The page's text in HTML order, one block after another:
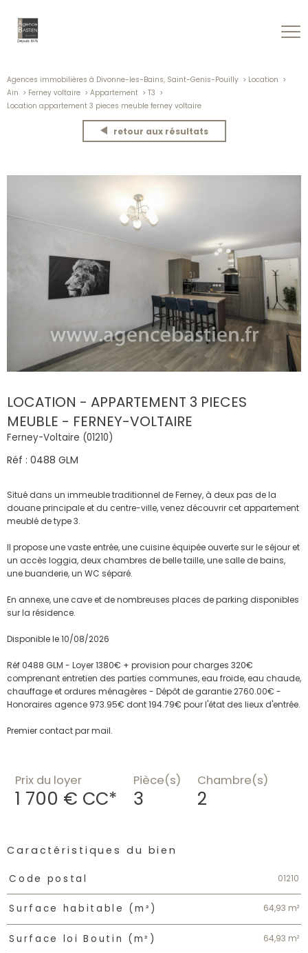
Agences immobilières à Divonne-les-Bains, Saint-Genis-Pouilly
Location
Ain
Ferney voltaire Appartement
T3
Location appartement 3 pieces meuble ferney voltaire
retour aux résultats
LOCATION - APPARTEMENT 3 PIECES
MEUBLE - FERNEY-VOLTAIRE
Ferney-Voltaire (01210)
Réf : 0488 GLM
Situé dans un immeuble traditionnel de Ferney, à deux pas de la
douane principale et du centre-ville, venez découvrir cet appartement
meublé de type 3.
Il propose une vaste entrée, une cuisine équipée ouverte sur le séjour et
un accès loggia, deux chambres de belle taille, une salle de bains,
une buanderie, un WC séparé.
En annexe, une cave et de nombreuses places de parking disponibles
sur la résidence.
Disponible le 10/08/2026
Réf 0488 GLM - Loyer 1380€ + provision pour charges 320€
comprenant entretien des parties communes, eau froide, eau chaude,
chauffage et ordures ménagères - Dépôt de garantie 2760.00€ -
Honoraires agence 973.95€ dont 194.79€ pour l'état des lieux d'entrée.
Premier contact par mail.
Prix du loyer
1 700 € CC*
Pièce(s)
3
Chambre(s)
2
Caractéristiques du bien
Caractéristiques Valeurs
Code postal 01210
Surface habitable (m²) 64,93 m²
Surface loi Boutin (m²) 64,93 m²